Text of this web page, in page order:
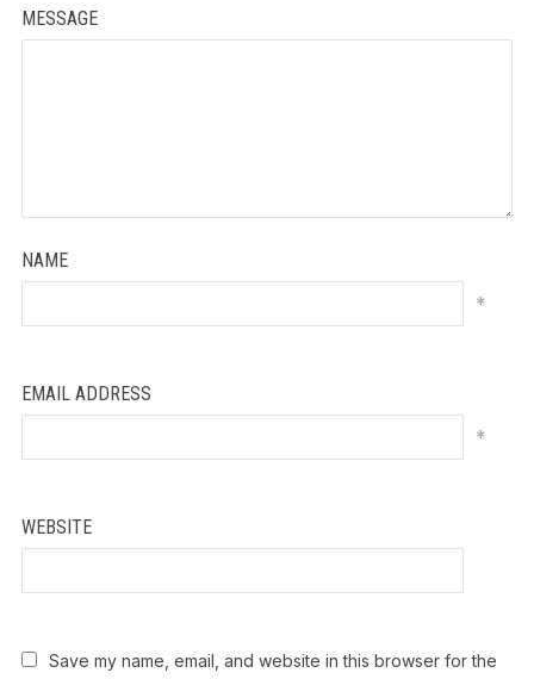
MESSAGE
NAME
*
EMAIL ADDRESS
*
WEBSITE
Save my name, email, and website in this browser for the